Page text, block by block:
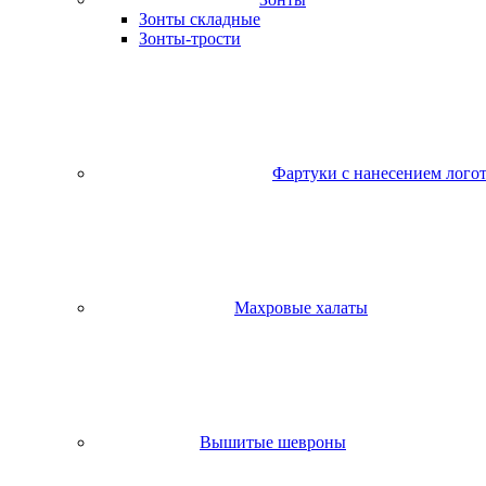
Зонты складные
Зонты-трости
Фартуки с нанесением
Махровые халаты
Вышитые шевроны